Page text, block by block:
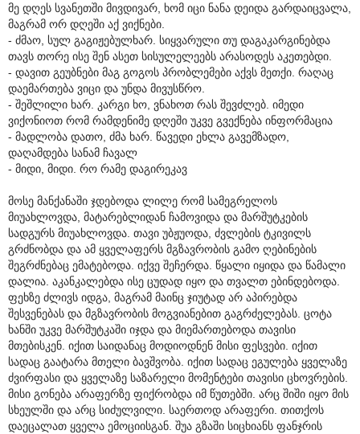
მე დღეს სვანეთში მივდივარ, ხომ იცი ნანა დეიდა გარდაიცვალა,
მაგრამ ორ დღეში აქ ვიქნები.
- ძმაო, სულ გაგიჟებულხარ. სიყვარული თუ დაგაკარგინებდა
თავს თორე ისე შენ ასეთ სისულელეებს არასოდეს აკეთებდი.
- დავით გეუბნები მაგ გოგოს პრობლემები აქვს მეთქი. რაღაც
დაემართება ვიცი და უნდა მივუსწრო.
- შეშლილი ხარ. კარგი ხო, ვნახოთ რას შევძლებ. იმედი
ვიქონიოთ რომ რამდენიმე დღეში უკვე გვექნება ინფორმაცია
- მადლობა დათო, ძმა ხარ. წავედი ეხლა გავემზადო,
დაღამდება სანამ ჩავალ
- მიდი, მიდი. რო რამე დაგირეკავ
მოსე მანქანაში ჯდებოდა ლილე რომ სამეგრელოს
მიუახლოვდა, მატარებლიდან ჩამოვიდა და მარშუტკების
სადგურს მიუახლოვდა. თავი უბჟუოდა, ძვლების ტკივილს
გრძნობდა და ამ ყველაფერს მგზავრობის გამო ღებინების
შეგრძნებაც ემატებოდა. იქვე შეჩერდა. წყალი იყიდა და წამალი
დალია. აკანკალებდა ისე ცუდად იყო და თვალთ ებინდებოდა.
ფეხზე ძლივს იდგა, მაგრამ მაინც ჯიუტად არ აპირებდა
შესვენებას და მგზავრობის მოგვიანებით გაგრძელებას. ცოტა
ხანში უკვე მარშუტკაში იჯდა და მიემართებოდა თავისი
მთებისკენ. იქით საიდანაც მოდიოდნენ მისი ფესვები. იქით
სადაც გაატარა მთელი ბავშვობა. იქით სადაც ეგულება ყველაზე
ძვირფასი და ყველაზე საზარელი მომენტები თავისი ცხოვრების.
მისი გონება არაფერზე ფიქრობდა იმ წუთებში. არც შიში იყო მის
სხეულში და არც სიძულვილი. საერთოდ არაფერი. თითქოს
დაეცალათ ყველა ემოციისგან. შუა გზაში სიცხიანს ფანჯრის